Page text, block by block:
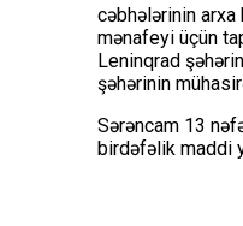
cəbhələrinin arxa
mənafeyi üçün
Leninqrad
şəhərinin
Sərəncam 13
birdəfəlik maddi